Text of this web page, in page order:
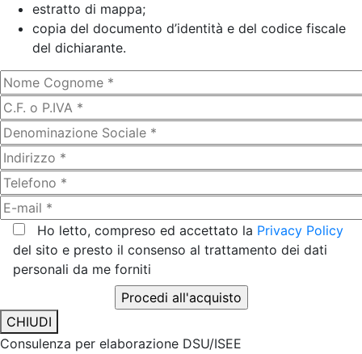
estratto di mappa;
copia del documento d’identità e del codice fiscale
del dichiarante.
Ho letto, compreso ed accettato la Privacy Policy
del sito e presto il consenso al trattamento dei dati
personali da me forniti
CHIUDI
Consulenza per elaborazione DSU/ISEE